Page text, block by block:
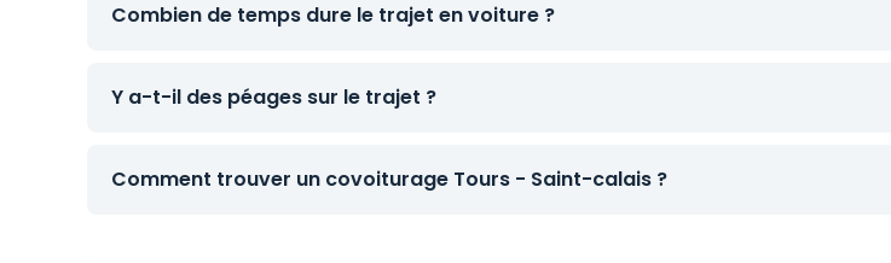
Combien de temps dure le trajet en voiture ?
Y a-t-il des péages sur le trajet ?
Comment trouver un covoiturage Tours - Saint-calais ?